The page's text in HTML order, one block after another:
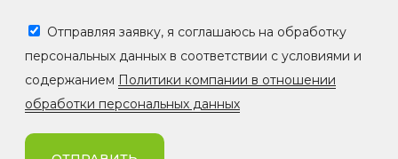
Отправляя заявку, я соглашаюсь на обработку
персональных данных в соответствии с условиями и
содержанием Политики компании в отношении
обработки персональных данных